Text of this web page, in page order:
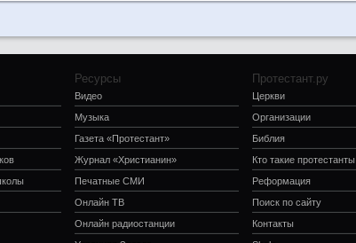
Ресурсы
Видео
Музыка
Газета «Протестант»
Журнал «Христианин»
Печатные СМИ
Онлайн ТВ
Онлайн радиостанции
Протестант.ру
Церкви
Организации
Библия
Кто такие протестанты
Реформация
Поиск по сайту
Контакты